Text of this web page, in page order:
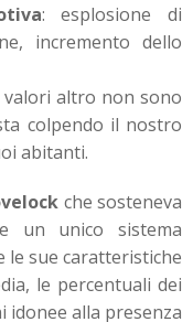
: esplosione di
incremento dello
valori altro non sono
colpendo il nostro
abitanti.
che sosteneva
un unico sistema
le sue caratteristiche
le percentuali dei
idonee alla presenza